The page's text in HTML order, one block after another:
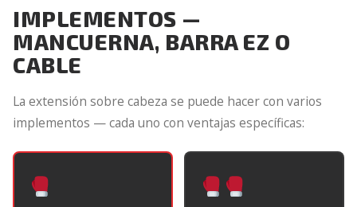
IMPLEMENTOS —
MANCUERNA, BARRA EZ O
CABLE
La extensión sobre cabeza se puede hacer con varios
implementos — cada uno con ventajas específicas: